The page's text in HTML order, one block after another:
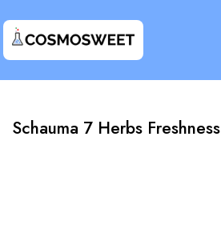
Schauma 7 Herbs Freshness